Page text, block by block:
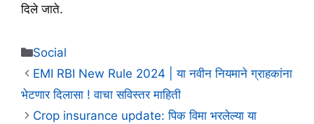
दिले जाते.
Categories
Social
EMI RBI New Rule 2024 | या नवीन नियमाने ग्राहकांना
भेटणार दिलासा ! वाचा सविस्तर माहिती
Crop insurance update: पिक विमा भरलेल्या या